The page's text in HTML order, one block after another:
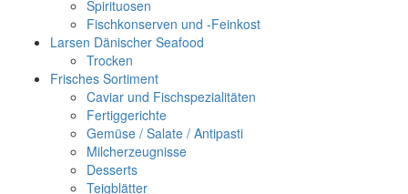
Spirituosen
Fischkonserven und -Feinkost
Larsen Dänischer Seafood
Trocken
Frisches Sortiment
Caviar und Fischspezialitäten
Fertiggerichte
Gemüse / Salate / Antipasti
Milcherzeugnisse
Desserts
Teigblätter